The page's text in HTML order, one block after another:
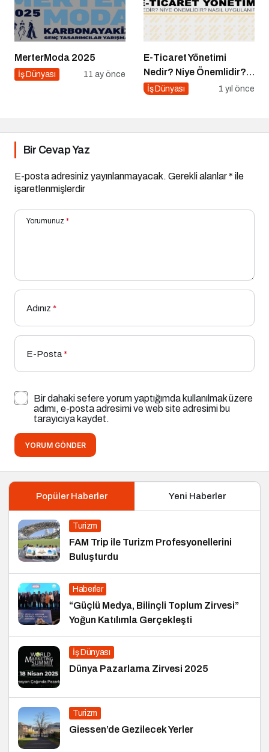
MerterModa 2025
İş Dünyası 11 ay önce
E-Ticaret Yönetimi
Nedir? Niye Önemlidir?
E-Ticaret Yönetimi Nasıl
İş Dünyası 1 yıl önce
Bir Cevap Yaz
E-posta adresiniz yayınlanmayacak. Gerekli alanlar* ile
işaretlenmişlerdir
Yorumunuz *
Adınız *
E-Posta*
Bir dahaki sefere yorum yaptığımda kullanılmak üzere
adımı, e-posta adresimi ve web site adresimi bu
tarayıcıya kaydet.
YORUM GÖNDER
Popüler Haberler Yeni Haberler
Turizm
FAM Trip ile Turizm Profesyonellerini
Buluşturdu
Haberler
“Güçlü Medya, Bilinçli Toplum Zirvesi”
Yoğun Katılımla Gerçekleşti
İş Dünyası
Dünya Pazarlama Zirvesi 2025
Turizm
Giessen’de Gezilecek Yerler